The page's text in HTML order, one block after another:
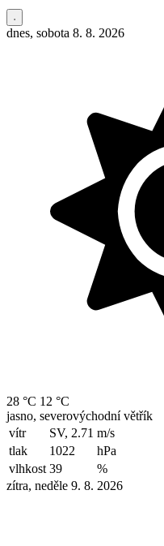
dnes, sobota 8. 8. 2026
28 °C 12 °C
jasno, severovýchodní větřík
vítr
SV, 2.71 m/s
tlak
1022
hPa
vlhkost 39
%
zítra, neděle 9. 8. 2026